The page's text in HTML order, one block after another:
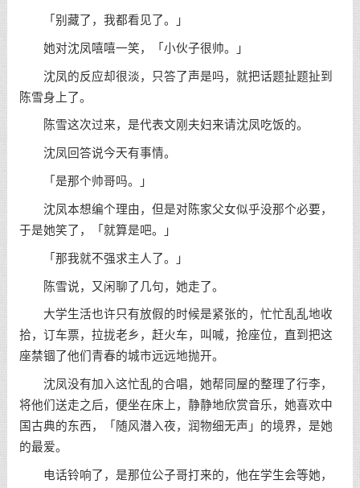
「别藏了，我都看见了。」
她对沈凤嘻嘻一笑，「小伙子很帅。」
沈凤的反应却很淡，只答了声是吗，就把话题扯题扯到
陈雪身上了。
陈雪这次过来，是代表文刚夫妇来请沈凤吃饭的。
沈凤回答说今天有事情。
「是那个帅哥吗。」
沈凤本想编个理由，但是对陈家父女似乎没那个必要，
于是她笑了，「就算是吧。」
「那我就不强求主人了。」
陈雪说，又闲聊了几句，她走了。
大学生活也许只有放假的时候是紧张的，忙忙乱乱地收
拾，订车票，拉拢老乡，赶火车，叫喊，抢座位，直到把这
座禁锢了他们青春的城市远远地抛开。
沈凤没有加入这忙乱的合唱，她帮同屋的整理了行李，
将他们送走之后，便坐在床上，静静地欣赏音乐，她喜欢中
国古典的东西，「随风潜入夜，润物细无声」的境界，是她
的最爱。
电话铃响了，是那位公子哥打来的，他在学生会等她，